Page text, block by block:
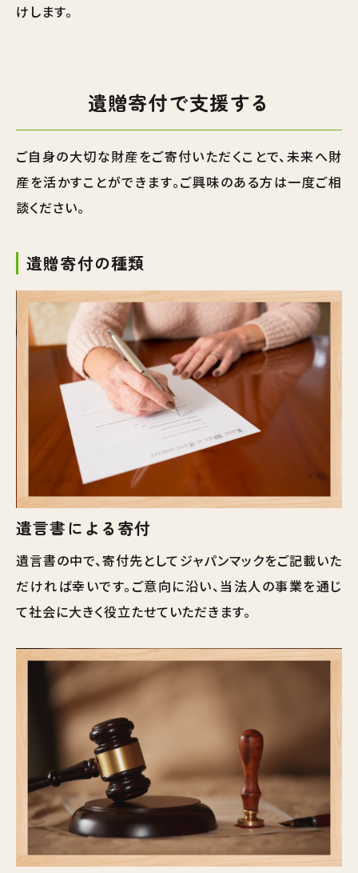
けします。
遺贈寄付で支援する
ご自身の大切な財産をご寄付いただくことで、未来へ財
産を活かすことができます。ご興味のある方は一度ご相
談ください。
遺贈寄付の種類
遺言書による寄付
遺言書の中で、寄付先としてジャパンマックをご記載いた
だければ幸いです。ご意向に沿い、当法人の事業を通じ
て社会に大きく役立たせていただきます。